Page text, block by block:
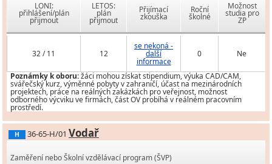
LONI:
přihlášení/plán
přijmout
LETOS:
plán
přijmout
Přijímací
zkouška
Roční
školné
Možnost
studia pro
ZP
32 / 11 12
se nekoná -
další
informace
0 Ne
Poznámky k oboru:žáci mohou získat stipendium, výuka CAD/CAM,
svářečský kurz, výměnné pobyty v zahraničí, účast na mezinárodních
projektech, práce na reálných zakázkách pro veřejnost, možnost
odborného výcviku ve firmách, část OV probíhá v reálném pracovním
prostředí.
H 36-65-H/01 Vodař
Zaměření nebo Školní vzdělávací program (ŠVP)